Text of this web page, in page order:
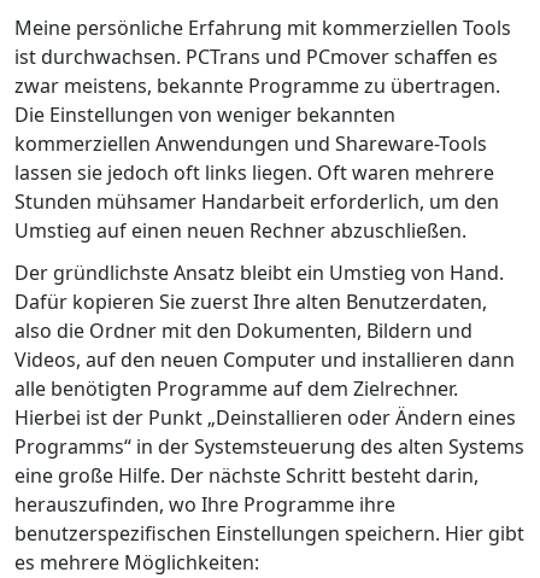
Meine persönliche Erfahrung mit kommerziellen Tools
ist durchwachsen. PCTrans und PCmover schaffen es
zwar meistens, bekannte Programme zu übertragen.
Die Einstellungen von weniger bekannten
kommerziellen Anwendungen und Shareware-Tools
lassen sie jedoch oft links liegen. Oft waren mehrere
Stunden mühsamer Handarbeit erforderlich, um den
Umstieg auf einen neuen Rechner abzuschließen.
Der gründlichste Ansatz bleibt ein Umstieg von Hand.
Dafür kopieren Sie zuerst Ihre alten Benutzerdaten,
also die Ordner mit den Dokumenten, Bildern und
Videos, auf den neuen Computer und installieren dann
alle benötigten Programme auf dem Zielrechner.
Hierbei ist der Punkt „Deinstallieren oder Ändern eines
Programms“ in der Systemsteuerung des alten Systems
eine große Hilfe. Der nächste Schritt besteht darin,
herauszufinden, wo Ihre Programme ihre
benutzerspezifischen Einstellungen speichern. Hier gibt
es mehrere Möglichkeiten: